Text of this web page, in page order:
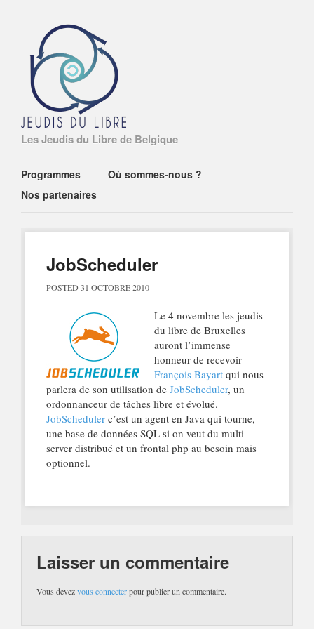
Les Jeudis du Libre de Belgique
Main menu
Skip
to
content
Programmes
Où sommes-nous ?
Nos partenaires
JobScheduler
POSTED 31 OCTOBRE 2010
Le 4 novembre les jeudis
du libre de Bruxelles
auront l’immense
honneur de recevoir
François Bayartqui nous
parlera de son utilisation de JobScheduler, un
ordonnanceur de tâches libre et évolué.
JobSchedulerc’est un agent en Java qui tourne,
une base de données SQL si on veut du multi
server distribué et un frontal php au besoin mais
optionnel.
Laisser un commentaire
Vous devezvous connecterpour publier un commentaire.